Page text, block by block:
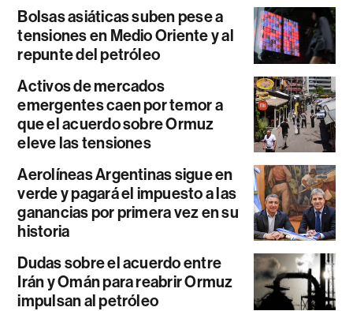
Bolsas asiáticas suben pese a
tensiones en Medio Oriente y al
repunte del petróleo
Activos de mercados
emergentes caen por temor a
que el acuerdo sobre Ormuz
eleve las tensiones
Aerolíneas Argentinas sigue en
verde y pagará el impuesto a las
ganancias por primera vez en su
historia
Dudas sobre el acuerdo entre
Irán y Omán para reabrir Ormuz
impulsan al petróleo